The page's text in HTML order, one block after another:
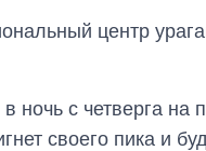
центр
ночь с четверга на
своего пика и